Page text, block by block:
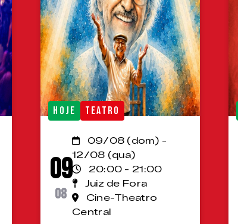
HOJE TEATRO
09
08
09/08 (dom) -
12/08 (qua)
20:00 - 21:00
Juiz de Fora
Cine-Theatro
Central